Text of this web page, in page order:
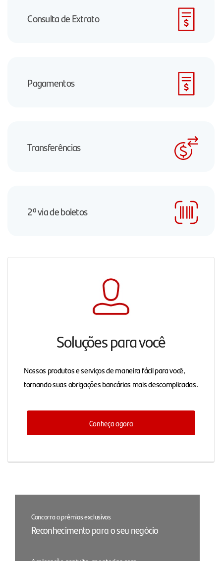
Consulta de Extrato
Pagamentos
Transferências
2ª via de boletos
Soluções para você
Nossos produtos e serviços de maneira fácil para você,
tornando suas obrigações bancárias mais descomplicadas.
Conheça agora
Concorra a prêmios exclusivos
Reconhecimento para o seu negócio